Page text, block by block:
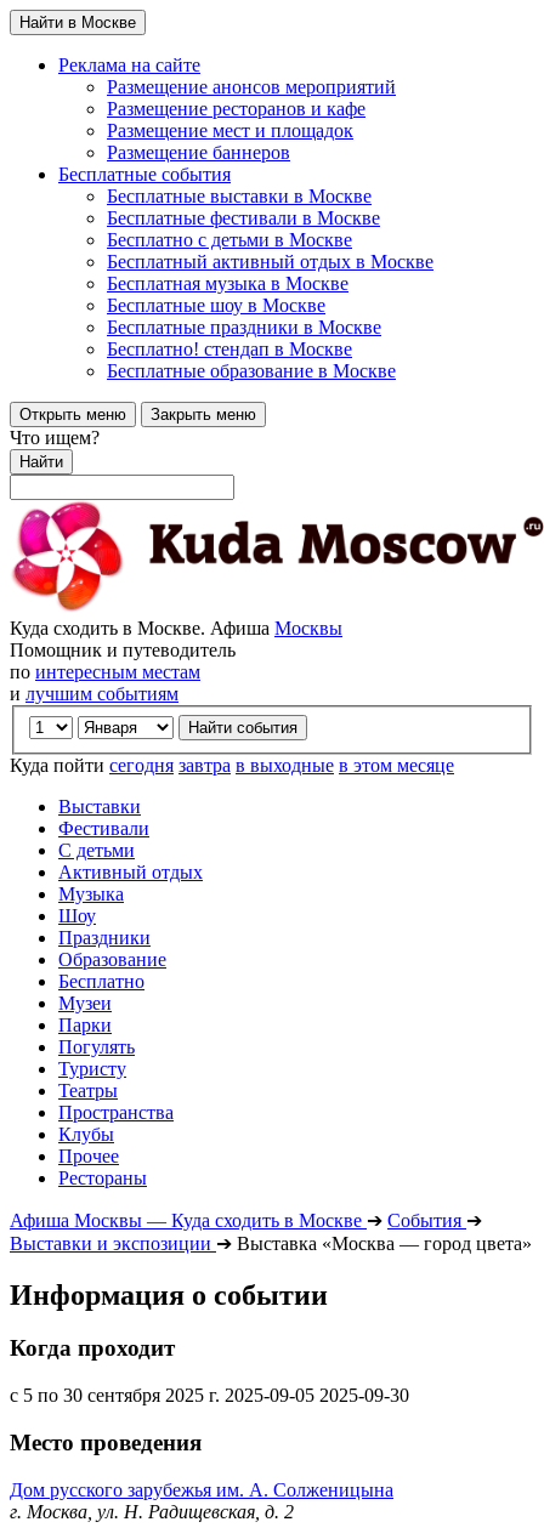
Найти в Москве
Реклама на сайте
Размещение анонсов мероприятий
Размещение ресторанов и кафе
Размещение мест и площадок
Размещение баннеров
Бесплатные события
Бесплатные выставки в Москве
Бесплатные фестивали в Москве
Бесплатно с детьми в Москве
Бесплатный активный отдых в Москве
Бесплатная музыка в Москве
Бесплатные шоу в Москве
Бесплатные праздники в Москве
Бесплатно! стендап в Москве
Бесплатные образование в Москве
Открыть меню Закрыть меню
Что ищем?
Найти
Куда сходить в Москве. Афиша Москвы
Помощник и путеводитель
по интересным местам
и лучшим событиям
Куда пойти сегодня завтра в выходные в этом месяце
Выставки
Фестивали
С детьми
Активный отдых
Музыка
Шоу
Праздники
Образование
Бесплатно
Музеи
Парки
Погулять
Туристу
Театры
Пространства
Клубы
Прочее
Рестораны
Афиша Москвы — Куда сходить в Москве ➔ События ➔
Выставки и экспозиции ➔ Выставка «Москва — город цвета»
Информация о событии
Когда проходит
с 5 по 30 сентября 2025 г. 2025-09-05 2025-09-30
Место проведения
Дом русского зарубежья им. А. Солженицына
г. Москва, ул. Н. Радищевская, д. 2